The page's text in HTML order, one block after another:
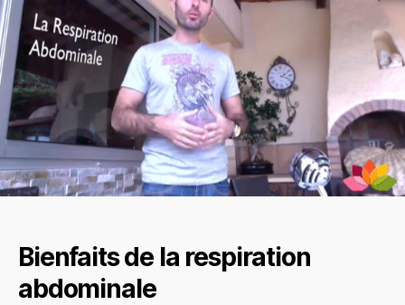
Bienfaits de la respiration
abdominale